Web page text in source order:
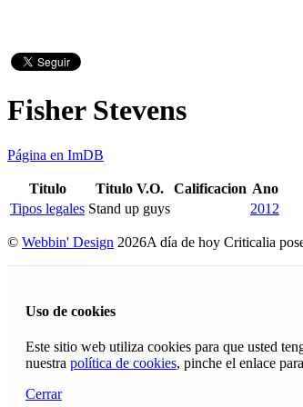
Fisher Stevens
Página en ImDB
Titulo Titulo V.O. Calificacion Ano
Tipos legales Stand up guys 2012
© Webbin' Design 2026A día de hoy Criticalia
Uso de cookies
Este sitio web utiliza cookies para que usted
nuestra política de cookies, pinche el enlace
Cerrar